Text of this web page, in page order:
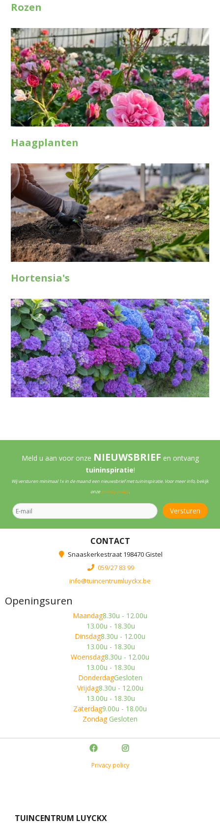
Rozen
Haagplanten
Hortensia's
Meld u aan voor onze NIEUWSBRIEF en ontvang
tuininspiratie!
Wij versturen minimaal 1x in de maand een nieuwsbrief met tuininspiratie. Voor meer info, bekijk
onzeprivacy policy.
CONTACT
Snaaskerkestraat 198470 Gistel
059/27 83 99
info@tuincentrumluyckx.be
Openingsuren
Maandag8.30u - 12.00u
13.00u - 18.30u
Dinsdag8.30u - 12.00u
13.00u - 18.30u
Woensdag8.30u - 12.00u
13.00u - 18.30u
DonderdagGesloten
Vrijdag8.30u - 12.00u
13.00u - 18.30u
Zaterdag9.00u - 18.00u
Zondag Gesloten
Privacy policy
TUINCENTRUM LUYCKX